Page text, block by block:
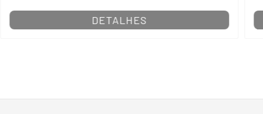
DETALHES